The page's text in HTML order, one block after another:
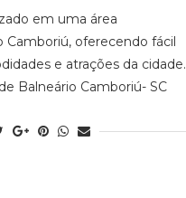
em uma área
Camboriú, oferecendo fácil
e atrações da cidade.
Balneário Camboriú- SC